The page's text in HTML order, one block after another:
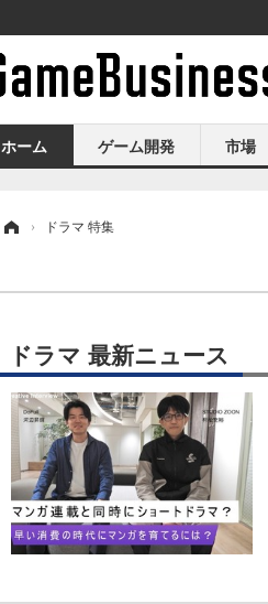
ホーム ゲーム開発 市場
› ドラマ 特集
ドラマ 最新ニュース